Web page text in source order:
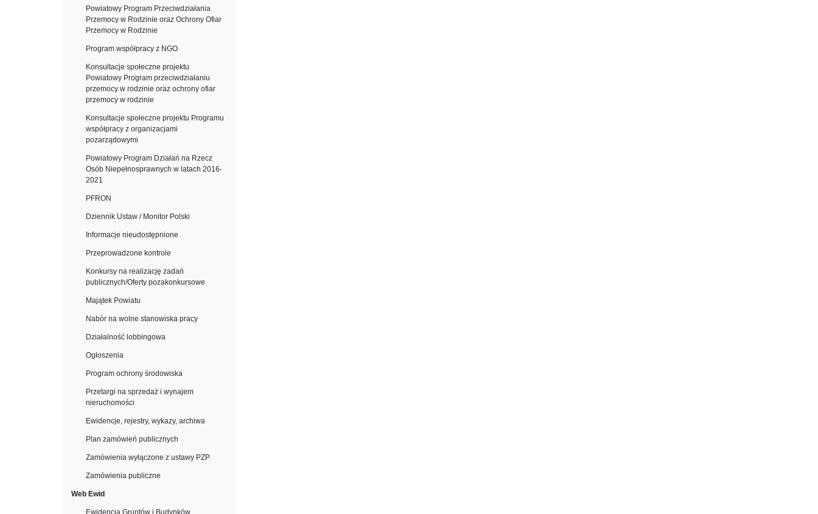
Powiatowy Program Przeciwdziałania
Przemocy w Rodzinie oraz Ochrony Ofiar
Przemocy w Rodzinie
Program współpracy z NGO
Konsultacje społeczne projektu
Powiatowy Program przeciwdziałaniu
przemocy w rodzinie oraz ochrony ofiar
przemocy w rodzinie
Konsultacje społeczne projektu Programu
współpracy z organizacjami
pozarządowymi
Powiatowy Program Działań na Rzecz
Osób Niepełnosprawnych w latach 2016-
2021
PFRON
Dziennik Ustaw / Monitor Polski
Informacje nieudostępnione
Przeprowadzone kontrole
Konkursy na realizację zadań
publicznych/Oferty pozakonkursowe
Majątek Powiatu
Nabór na wolne stanowiska pracy
Działalność lobbingowa
Ogłoszenia
Program ochrony środowiska
Przetargi na sprzedaż i wynajem
nieruchomości
Ewidencje, rejestry, wykazy, archiwa
Plan zamówień publicznych
Zamówienia wyłączone z ustawy PZP
Zamówienia publiczne
Web Ewid
Ewidencja Gruntów i Budynków